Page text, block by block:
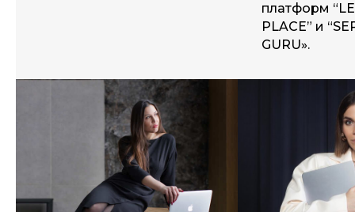
платформ
PLACE” и
GURU».